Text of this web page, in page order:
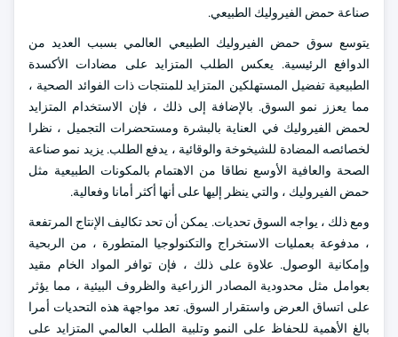
صناعة حمض الفيروليك الطبيعي.
يتوسع سوق حمض الفيروليك الطبيعي العالمي بسبب العديد من
الدوافع الرئيسية. يعكس الطلب المتزايد على مضادات الأكسدة
الطبيعية تفضيل المستهلكين المتزايد للمنتجات ذات الفوائد الصحية ،
مما يعزز نمو السوق. بالإضافة إلى ذلك ، فإن الاستخدام المتزايد
لحمض الفيروليك في العناية بالبشرة ومستحضرات التجميل ، نظرا
لخصائصه المضادة للشيخوخة والوقائية ، يدفع الطلب. يزيد نمو صناعة
الصحة والعافية الأوسع نطاقا من الاهتمام بالمكونات الطبيعية مثل
حمض الفيروليك ، والتي ينظر إليها على أنها أكثر أمانا وفعالية.
ومع ذلك ، يواجه السوق تحديات. يمكن أن تحد تكاليف الإنتاج المرتفعة
، مدفوعة بعمليات الاستخراج والتكنولوجيا المتطورة ، من الربحية
وإمكانية الوصول. علاوة على ذلك ، فإن توافر المواد الخام مقيد
بعوامل مثل محدودية المصادر الزراعية والظروف البيئية ، مما يؤثر
على اتساق العرض واستقرار السوق. تعد مواجهة هذه التحديات أمرا
بالغ الأهمية للحفاظ على النمو وتلبية الطلب العالمي المتزايد على